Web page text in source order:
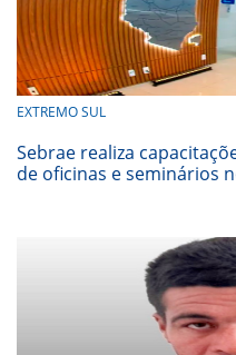
EXTREMO SUL
Sebrae realiza
de oficinas e seminários